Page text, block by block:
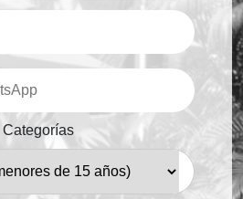
Categorías